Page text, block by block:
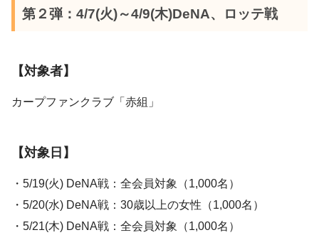
第２弾：4/7(火)～4/9(木)DeNA、ロッテ戦
【対象者】
カープファンクラブ「赤組」
【対象日】
・5/19(火) DeNA戦：全会員対象（1,000名）
・5/20(水) DeNA戦：30歳以上の女性（1,000名）
・5/21(木) DeNA戦：全会員対象（1,000名）